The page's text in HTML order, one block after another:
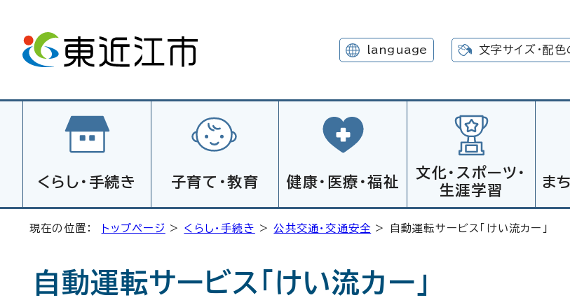
language 文字サイズ・配
くらし・手続き 子育て・教育 健康・医療・福祉
文化・スポーツ・
生涯学習
ま
現在の位置： トップページ > くらし・手続き >公共交通・交通安全 > 自動運転サービス「けい流カー」
自動運転サービス「けい流カー」